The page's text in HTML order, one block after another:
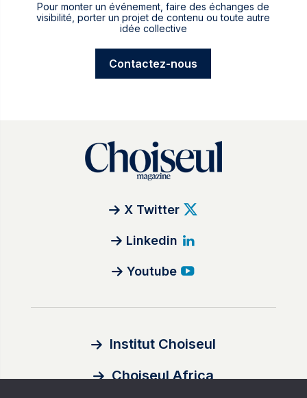
Pour monter un événement, faire des échanges de
visibilité, porter un projet de contenu ou toute autre
idée collective
Contactez-nous
X Twitter
Linkedin
Youtube
Institut Choiseul
Choiseul Africa